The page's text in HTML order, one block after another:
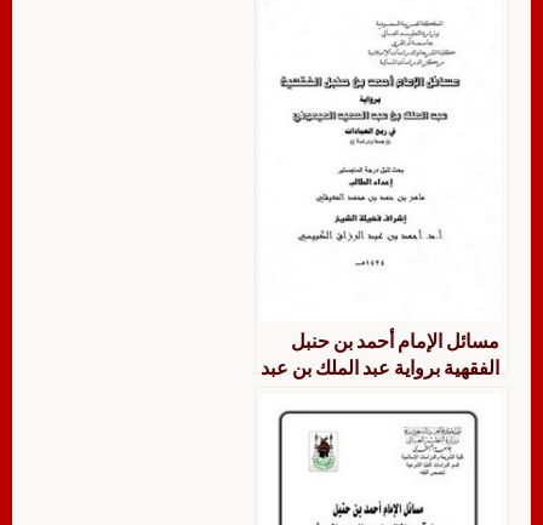
المرجوح منها داخل المذهب
مسائل الإمام أحمد بن حنبل
الفقهية برواية عبد الملك بن عبد
العبادات جمعاً ودراسة